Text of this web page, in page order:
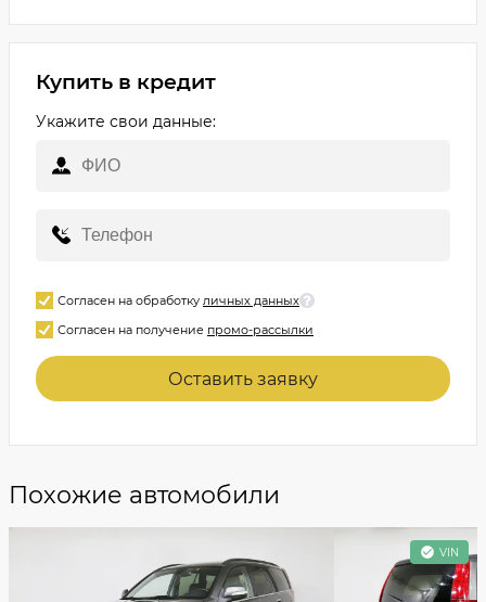
Купить в кредит
Укажите свои данные:
Согласен на обработку личных данных
Согласен на получение промо-рассылки
Оставить заявку
Похожие автомобили
VIN